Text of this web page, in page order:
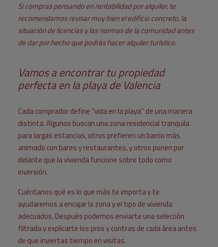
Si compras pensando en rentabilidad por alquiler, te
recomendamos revisar muy bien el edificio concreto, la
situación de licencias y las normas de la comunidad antes
de dar por hecho que podrás hacer alquiler turístico.
Vamos a encontrar tu propiedad
perfecta en la playa de Valencia
Cada comprador define “vida en la playa” de una manera
distinta. Algunos buscan una zona residencial tranquila
para largas estancias, otros prefieren un barrio más
animado con bares y restaurantes, y otros ponen por
delante que la vivienda funcione sobre todo como
inversión.
Cuéntanos qué es lo que más te importa y te
ayudaremos a encajar la zona y el tipo de vivienda
adecuados. Después podemos enviarte una selección
filtrada y explicarte los pros y contras de cada área antes
de que inviertas tiempo en visitas.